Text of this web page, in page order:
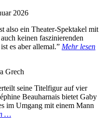
2026
also ein Theater-Spektakel mit
keinen faszinierenden
es aber allemal.” Mehr lesen
Grech
seine Titelfigur auf vier
Beauharnais bietet Gaby
im Umgang mit einem Mann
…